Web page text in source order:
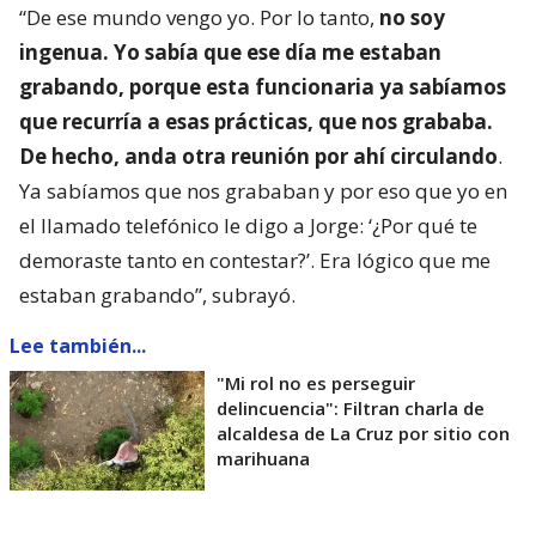
“De ese mundo vengo yo. Por lo tanto, no soy
ingenua. Yo sabía que ese día me estaban
grabando, porque esta funcionaria ya sabíamos
que recurría a esas prácticas, que nos grababa.
De hecho, anda otra reunión por ahí circulando.
Ya sabíamos que nos grababan y por eso que yo en
el llamado telefónico le digo a Jorge: ‘¿Por qué te
demoraste tanto en contestar?’. Era lógico que me
estaban grabando”, subrayó.
Lee también...
"Mi rol no es perseguir
delincuencia": Filtran charla de
alcaldesa de La Cruz por sitio con
marihuana